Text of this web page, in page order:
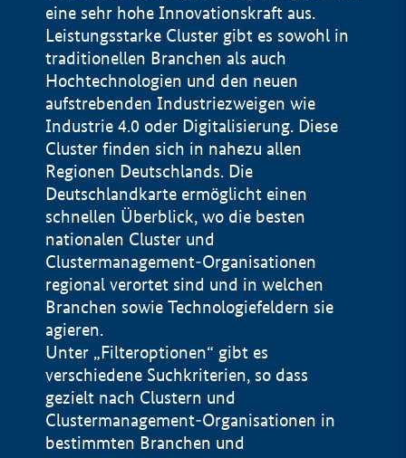
eine sehr hohe Innovationskraft aus.
Leistungsstarke Cluster gibt es sowohl in
traditionellen Branchen als auch
Hochtechnologien und den neuen
aufstrebenden Industriezweigen wie
Industrie 4.0 oder Digitalisierung. Diese
Cluster finden sich in nahezu allen
Regionen Deutschlands. Die
Deutschlandkarte ermöglicht einen
schnellen Überblick, wo die besten
nationalen Cluster und
Clustermanagement-Organisationen
regional verortet sind und in welchen
Branchen sowie Technologiefeldern sie
agieren.
Unter „Filteroptionen“ gibt es
verschiedene Suchkriterien, so dass
gezielt nach Clustern und
Clustermanagement-Organisationen in
bestimmten Branchen und
Impressum
Datenschutzerklärung
BMWE, 2026 ©
100 km © Geobasis-DE / BKG 2015